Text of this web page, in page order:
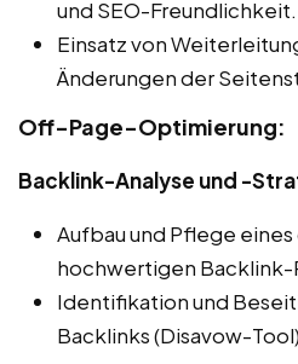
und SEO-Freundlichkeit.
Einsatz von
Änderungen der
Off-Page-Optimierung:
Backlink-Analyse und -
Aufbau und Pflege
hochwertigen Backlink-
Identifikation und
Backlinks (Disavow-